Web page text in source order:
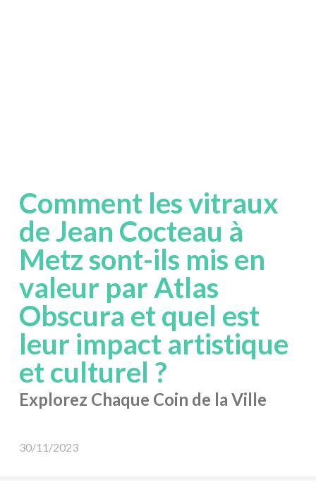
Comment les vitraux
de Jean Cocteau à
Metz sont-ils mis en
valeur par Atlas
Obscura et quel est
leur impact artistique
et culturel ?
Explorez Chaque Coin de la Ville
30/11/2023